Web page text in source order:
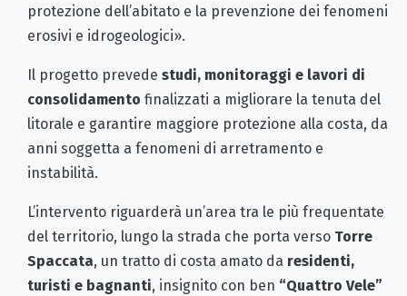
protezione dell’abitato e la prevenzione dei fenomeni
erosivi e idrogeologici».
Il progetto prevede studi, monitoraggi e lavori di
consolidamento finalizzati a migliorare la tenuta del
litorale e garantire maggiore protezione alla costa, da
anni soggetta a fenomeni di arretramento e
instabilità.
L’intervento riguarderà un’area tra le più frequentate
del territorio, lungo la strada che porta verso Torre
Spaccata, un tratto di costa amato da residenti,
turisti e bagnanti, insignito con ben “Quattro Vele”